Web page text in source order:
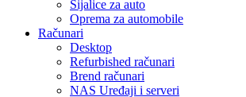
Sijalice za auto
Oprema za automobile
Računari
Desktop
Refurbished računari
Brend računari
NAS Uređaji i serveri